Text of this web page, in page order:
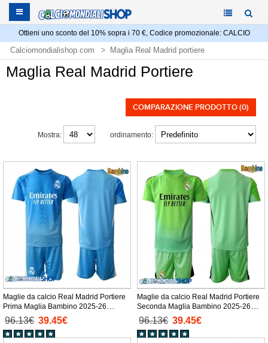
Ottieni uno sconto del 10% sopra i 70 €, Codice promozionale: CALCIO
Calciomondialishop.com Maglia Real Madrid portiere
Maglia Real Madrid Portiere
COMPARAZIONE PRODOTTO (0)
ordinamento:
Mostra:
Maglie da calcio Real Madrid Portiere
Prima Maglia Bambino 2025-26
Manica Corta + Pantaloni corti)
96.13€ 39.45€
Maglie da calcio Real Madrid Portiere
Seconda Maglia Bambino 2025-26
Manica Corta + Pantaloni corti)
96.13€ 39.45€